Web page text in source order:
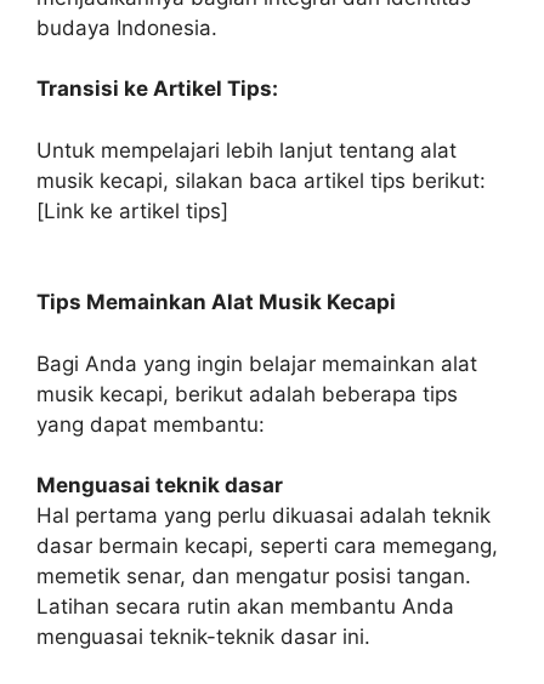
budaya Indonesia.
Transisi ke Artikel Tips:
Untuk mempelajari lebih lanjut tentang alat
musik kecapi, silakan baca artikel tips berikut:
[Link ke artikel tips]
Tips Memainkan Alat Musik Kecapi
Bagi Anda yang ingin belajar memainkan alat
musik kecapi, berikut adalah beberapa tips
yang dapat membantu:
Menguasai teknik dasar
Hal pertama yang perlu dikuasai adalah teknik
dasar bermain kecapi, seperti cara memegang,
memetik senar, dan mengatur posisi tangan.
Latihan secara rutin akan membantu Anda
menguasai teknik-teknik dasar ini.